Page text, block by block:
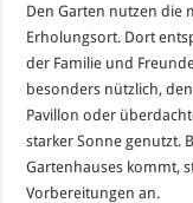
Den Garten nutzen die
Erholungsort. Dort
der Familie und
besonders nützlich,
Pavillon oder
starker Sonne genutzt.
Gartenhauses kommt,
Vorbereitungen an.